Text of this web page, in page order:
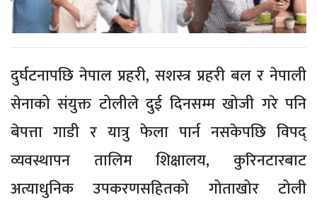
दुर्घटनापछि नेपाल प्रहरी, सशस्त्र प्रहरी बल र नेपाली
सेनाको संयुक्त टोलीले दुई दिनसम्म खोजी गरे पनि
बेपत्ता गाडी र यात्रु फेला पार्न नसकेपछि विपद्
व्यवस्थापन तालिम शिक्षालय, कुरिनटारबाट
अत्याधुनिक उपकरणसहितको गोताखोर टोली